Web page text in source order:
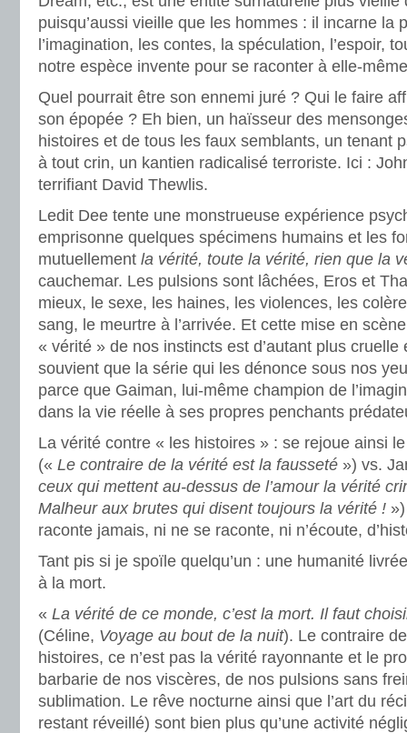
puisqu’aussi vieille que les hommes : il incarne la
l’imagination, les contes, la spéculation, l’espoir,
notre espèce invente pour se raconter à elle-
Quel pourrait être son ennemi juré ? Qui le faire
son épopée ? Eh bien, un haïsseur des
histoires et de tous les faux semblants, un tenant
à tout crin, un kantien radicalisé terroriste. Ici :
terrifiant David Thewlis.
Ledit Dee tente une monstrueuse expérience
emprisonne quelques spécimens humains et les
mutuellement la vérité, toute la vérité, rien que la
cauchemar. Les pulsions sont lâchées, Eros et
mieux, le sexe, les haines, les violences, les
sang, le meurtre à l’arrivée. Et cette mise en
« vérité » de nos instincts est d’autant plus cruelle
souvient que la série qui les dénonce sous nos
parce que Gaiman, lui-même champion de
dans la vie réelle à ses propres penchants
La vérité contre « les histoires » : se rejoue ainsi
(« Le contraire de la vérité est la fausseté ») vs.
ceux qui mettent au-dessus de l’amour la vérité
Malheur aux brutes qui disent toujours la vérité !
raconte jamais, ni ne se raconte, ni n’écoute,
Tant pis si je spoïle quelqu’un : une humanité
à la mort.
« La vérité de ce monde, c’est la mort. Il faut
(Céline, Voyage au bout de la nuit). Le contraire
histoires, ce n’est pas la vérité rayonnante et le
barbarie de nos viscères, de nos pulsions sans
sublimation. Le rêve nocturne ainsi que l’art du
restant réveillé) sont bien plus qu’une activité